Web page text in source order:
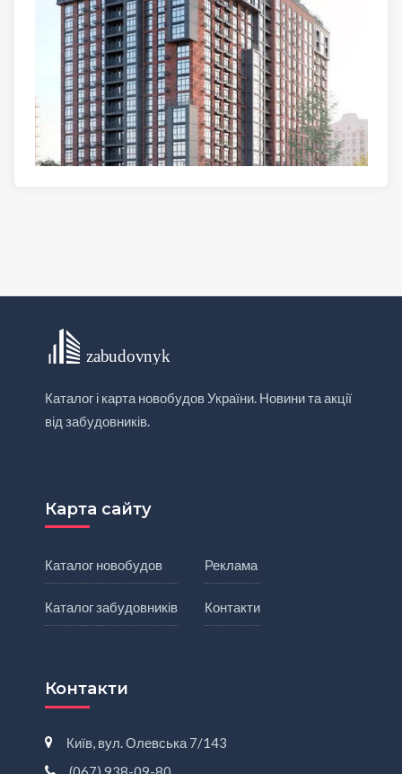
Каталог і карта новобудов України. Новини та акції
від забудовників.
Карта сайту
Каталог новобудов
Каталог забудовників
Реклама
Контакти
Контакти
Київ, вул. Олевська 7/143